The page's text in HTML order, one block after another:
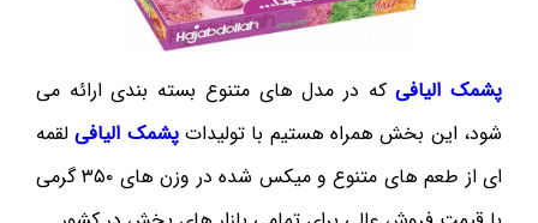
پشمک الیافیکه در مدل های متنوع بسته بندی ارائه می
شود، این بخش همراه هستیم با تولیداتپشمک الیافیلقمه
ای از طعم های متنوع و میکس شده در وزن های ۳۵۰ گرمی